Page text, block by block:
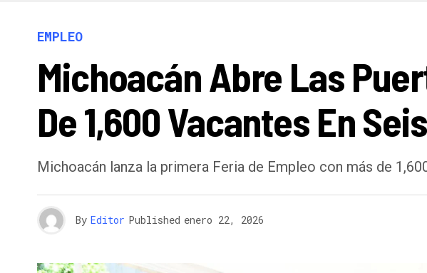
EMPLEO
Michoacán Abre Las
De 1,600 Vacantes En
Michoacán lanza la primera Feria de Empleo con más de
By Editor Published enero 22, 2026